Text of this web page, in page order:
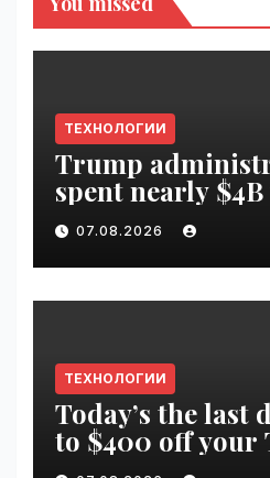
ТЕХНОЛОГИИ
Trump
spent nearly
offshore wind
VseTime.ru
07.08.2026
ТЕХНОЛОГИИ
Today’s the last
to $400 off your
Disrupt 2026